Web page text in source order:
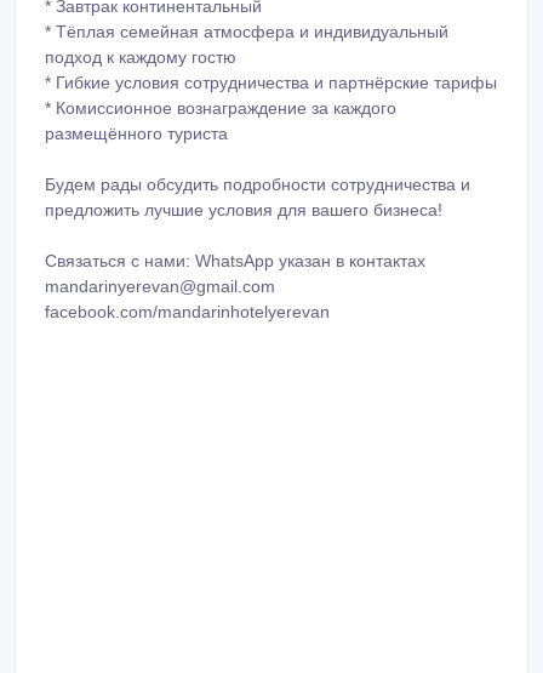
* Завтрак континентальный
* Тёплая семейная атмосфера и индивидуальный
подход к каждому гостю
* Гибкие условия сотрудничества и партнёрские тарифы
* Комиссионное вознаграждение за каждого
размещённого туриста
Будем рады обсудить подробности сотрудничества и
предложить лучшие условия для вашего бизнеса!
Связаться с нами: WhatsApp указан в контактах
mandarinyerevan@gmail.com
facebook.com/mandarinhotelyerevan